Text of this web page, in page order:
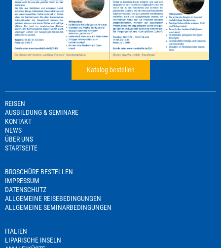
Katalog bestellen
REISEN
AUSBILDUNG & SEMINARE
KONTAKT
NEWS
ÜBER UNS
STARTSEITE
BROSCHÜRE BESTELLEN
IMPRESSUM
DATENSCHUTZ
ALLGEMEINE REISEBEDINGUNGEN
ALLGEMEINE SEMINARBEDINGUNGEN
ITALIEN
LIPARISCHE INSELN